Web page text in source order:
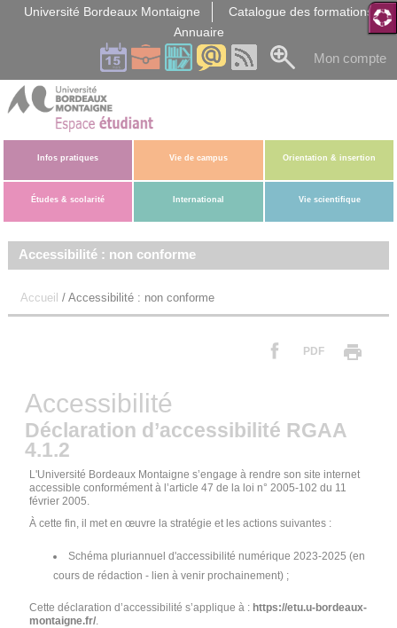
Université Bordeaux Montaigne
Catalogue des formations
Annuaire
Mon compte
Infos pratiques Vie de campus Orientation & insertion
Études & scolarité International Vie scientifique
Accessibilité : non conforme
Accueil / Accessibilité : non conforme
PDF
Accessibilité
Déclaration d’accessibilité RGAA
4.1.2
L'Université Bordeaux Montaigne s’engage à rendre son site internet
accessible conformément à l’article 47 de la loi n° 2005-102 du 11
février 2005.
À cette fin, il met en œuvre la stratégie et les actions suivantes :
Schéma pluriannuel d'accessibilité numérique 2023-2025 (en
cours de rédaction - lien à venir prochainement) ;
Cette déclaration d’accessibilité s’applique à : https://etu.u-bordeaux-
montaigne.fr/
Gestion des cookies